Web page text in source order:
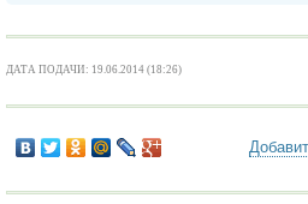
ДАТА ПОДАЧИ: 19.06.2014 (18:26)